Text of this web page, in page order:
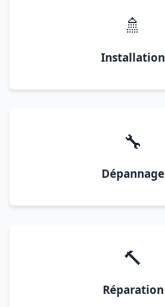
🚿
Installation
🔧
Dépannage
🔨
Réparation